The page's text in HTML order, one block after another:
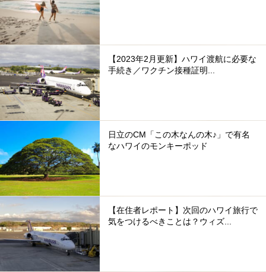
【2023年2月更新】ハワイ渡航に必要な
手続き／ワクチン接種証明...
日立のCM「この木なんの木♪」で有名
なハワイのモンキーポッド
【在住者レポート】次回のハワイ旅行で
気をつけるべきことは？ウィズ...